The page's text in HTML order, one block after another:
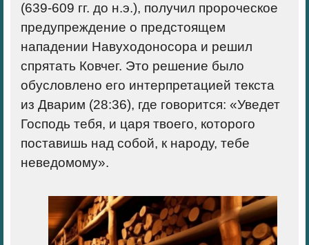
(639-609 гг. до н.э.), получил пророческое
предупреждение о предстоящем
нападении Навуходоносора и решил
спрятать Ковчег. Это решение было
обусловлено его интерпретацией текста
из Дварим (28:36), где говорится: «Уведет
Господь тебя, и царя твоего, которого
поставишь над собой, к народу, тебе
неведомому».